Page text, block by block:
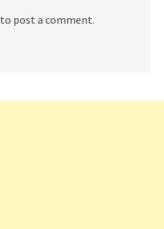
to post a comment.